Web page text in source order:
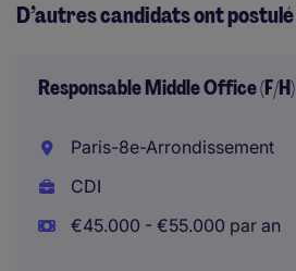
D’autres candidats ont postulé
Responsable Middle Office (F/H)
Paris-8e-Arrondissement
CDI
€45.000 - €55.000 par an